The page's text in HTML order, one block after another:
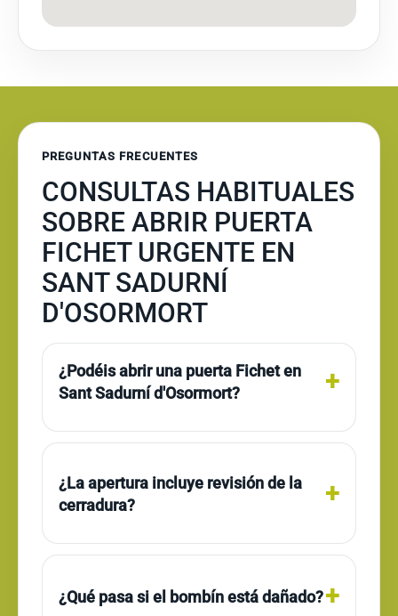
PREGUNTAS FRECUENTES
CONSULTAS HABITUALES
SOBRE ABRIR PUERTA
FICHET URGENTE EN
SANT SADURNÍ
D'OSORMORT
¿Podéis abrir una puerta Fichet en
Sant Sadurní d'Osormort?
¿La apertura incluye revisión de la
cerradura?
¿Qué pasa si el bombín está dañado?